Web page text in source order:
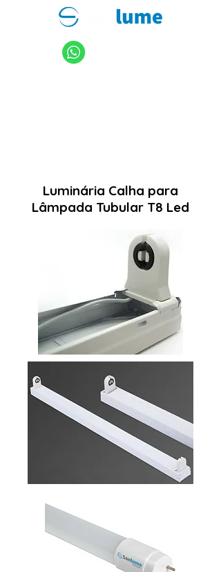
Luminária Calha para
Lâmpada Tubular T8 Led